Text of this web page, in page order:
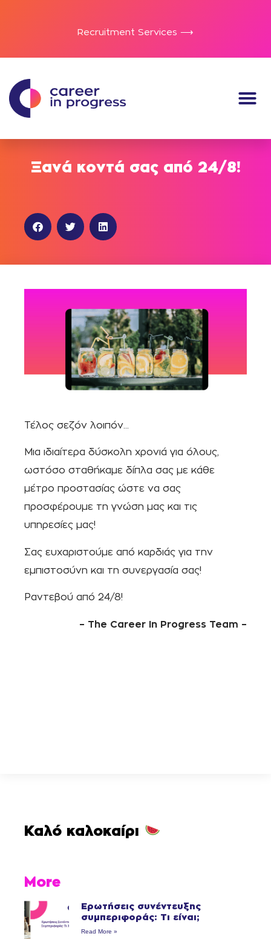
Recruitment Services ⟶
Ξανά κοντά σας από 24/8!
Τέλος σεζόν λοιπόν…
Μια ιδιαίτερα δύσκολη χρονιά για όλους,
ωστόσο σταθήκαμε δίπλα σας με κάθε
μέτρο προστασίας ώστε να σας
προσφέρουμε τη γνώση μας και τις
υπηρεσίες μας!
Σας ευχαριστούμε από καρδιάς για την
εμπιστοσύνη και τη συνεργασία σας!
Ραντεβού από 24/8!
– The Career In Progress Team –
Καλό καλοκαίρι
More
Ερωτήσεις συνέντευξης
συμπεριφοράς: Τι είναι;
Read More »